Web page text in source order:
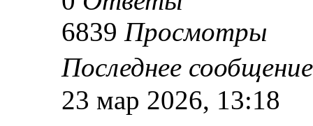
6839 Просмотры
Последнее
23 мар 2026, 13:18